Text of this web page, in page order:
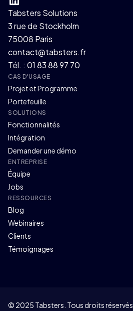
Tabsters Solutions
3 rue de Stockholm
75008 Paris
contact@tabsters.fr
Tél. : 01 83 88 97 70
CAS D'USAGE
Projet et Programme
Portefeuille
SOLUTIONS
Fonctionnalités
Intégration
Demander une démo
ENTREPRISE
Équipe
Jobs
RESSOURCES
Blog
Webinaires
Clients
Témoignages
© 2025 Tabsters. Tous droits réservés